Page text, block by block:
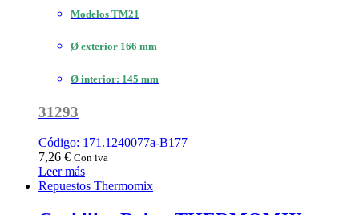
Modelos TM21
Ø exterior 166 mm
Ø interior: 145 mm
31293
Código: 171.1240077a-B177
7,26 € Con iva
Leer más
Repuestos Thermomix